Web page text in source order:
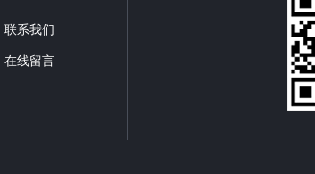
联系我们
在线留言